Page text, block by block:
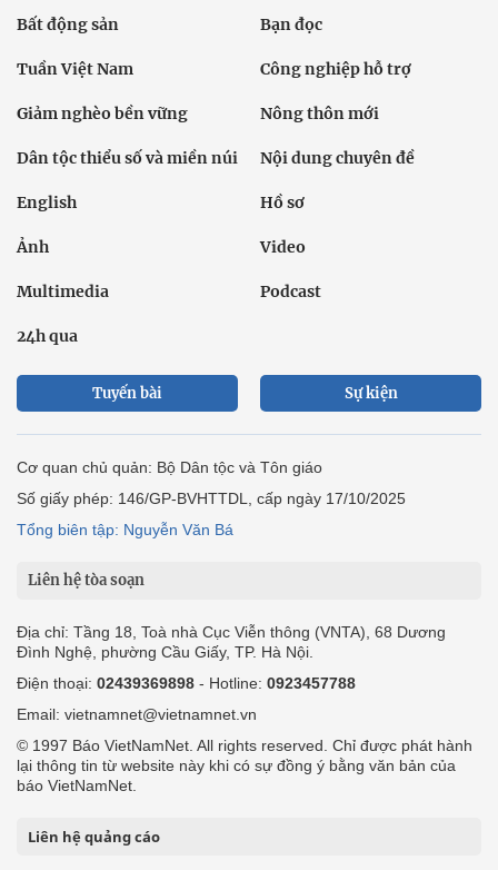
Bất động sản Bạn đọc
Tuần Việt Nam Công nghiệp hỗ trợ
Giảm nghèo bền vững Nông thôn mới
Dân tộc thiểu số và miền núi Nội dung chuyên đề
English Hồ sơ
Ảnh Video
Multimedia Podcast
24h qua
Tuyến bài Sự kiện
Cơ quan chủ quản: Bộ Dân tộc và Tôn giáo
Số giấy phép: 146/GP-BVHTTDL, cấp ngày 17/10/2025
Tổng biên tập: Nguyễn Văn Bá
Liên hệ tòa soạn
Địa chỉ: Tầng 18, Toà nhà Cục Viễn thông (VNTA), 68 Dương
Đình Nghệ, phường Cầu Giấy, TP. Hà Nội.
Điện thoại: 02439369898 - Hotline: 0923457788
Email: vietnamnet@vietnamnet.vn
© 1997 Báo VietNamNet. All rights reserved. Chỉ được phát hành
lại thông tin từ website này khi có sự đồng ý bằng văn bản của
báo VietNamNet.
Liên hệ quảng cáo